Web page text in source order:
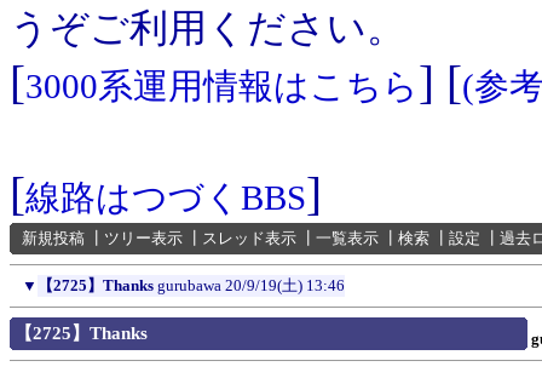
うぞご利用ください。
[3000系運用情報はこちら] [(参
[線路はつづくBBS]
新規投稿 ツリー表示 スレッド表示 一覧表示 検索 設定 過去
▼ 【2725】Thanks gurubawa 20/9/19(土) 13:46
【2725】Thanks